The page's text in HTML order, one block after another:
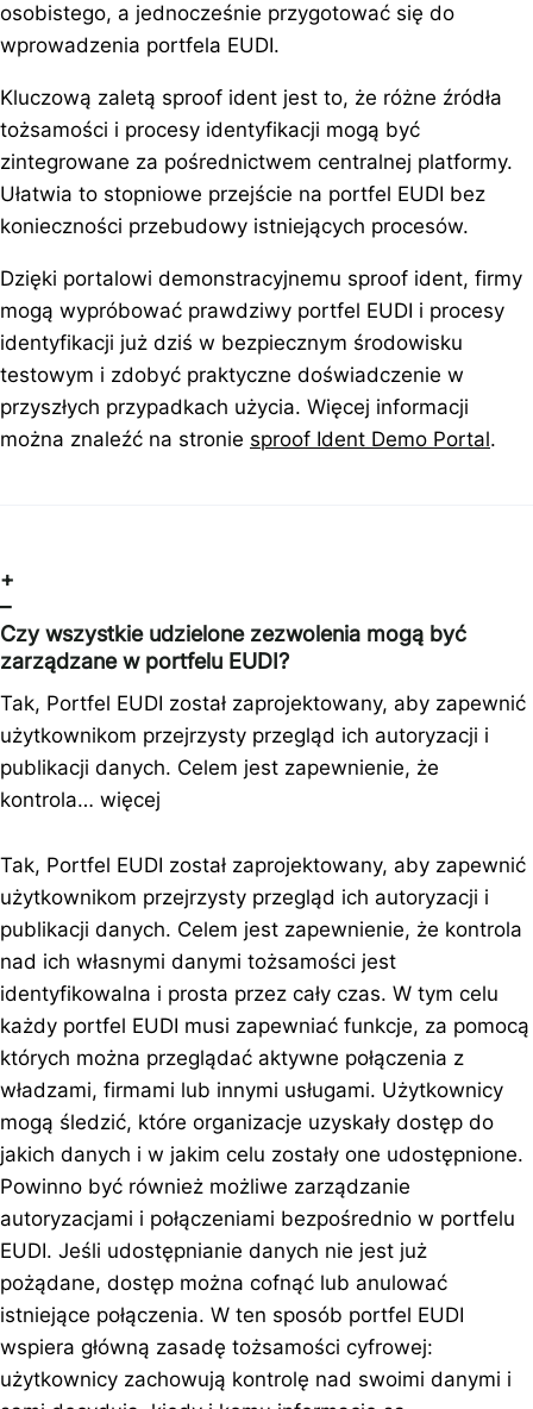
osobistego, a jednocześnie przygotować się do
wprowadzenia portfela EUDI.
Kluczową zaletą sproof ident jest to, że różne źródła
tożsamości i procesy identyfikacji mogą być
zintegrowane za pośrednictwem centralnej platformy.
Ułatwia to stopniowe przejście na portfel EUDI bez
konieczności przebudowy istniejących procesów.
Dzięki portalowi demonstracyjnemu sproof ident, firmy
mogą wypróbować prawdziwy portfel EUDI i procesy
identyfikacji już dziś w bezpiecznym środowisku
testowym i zdobyć praktyczne doświadczenie w
przyszłych przypadkach użycia. Więcej informacji
można znaleźć na stronie sproof Ident Demo Portal.
+
–
Czy wszystkie udzielone zezwolenia mogą być
zarządzane w portfelu EUDI?
Tak, Portfel EUDI został zaprojektowany, aby zapewnić
użytkownikom przejrzysty przegląd ich autoryzacji i
publikacji danych. Celem jest zapewnienie, że
kontrola… więcej
Tak, Portfel EUDI został zaprojektowany, aby zapewnić
użytkownikom przejrzysty przegląd ich autoryzacji i
publikacji danych. Celem jest zapewnienie, że kontrola
nad ich własnymi danymi tożsamości jest
identyfikowalna i prosta przez cały czas. W tym celu
każdy portfel EUDI musi zapewniać funkcje, za pomocą
których można przeglądać aktywne połączenia z
władzami, firmami lub innymi usługami. Użytkownicy
mogą śledzić, które organizacje uzyskały dostęp do
jakich danych i w jakim celu zostały one udostępnione.
Powinno być również możliwe zarządzanie
autoryzacjami i połączeniami bezpośrednio w portfelu
EUDI. Jeśli udostępnianie danych nie jest już
pożądane, dostęp można cofnąć lub anulować
istniejące połączenia. W ten sposób portfel EUDI
wspiera główną zasadę tożsamości cyfrowej:
użytkownicy zachowują kontrolę nad swoimi danymi i